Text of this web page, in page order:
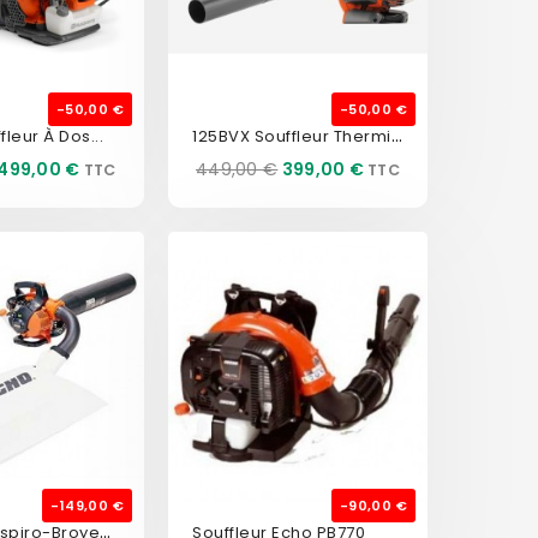
À Dos...
-50,00 €
€
125BVX Souffleur Thermique...
Prix
449,00 €
-50,00 €
Prix
399,00 €
Souffleur Aspiro-Broyeur...
-149,00 €
Souffleur Echo PB770
-90,00 €